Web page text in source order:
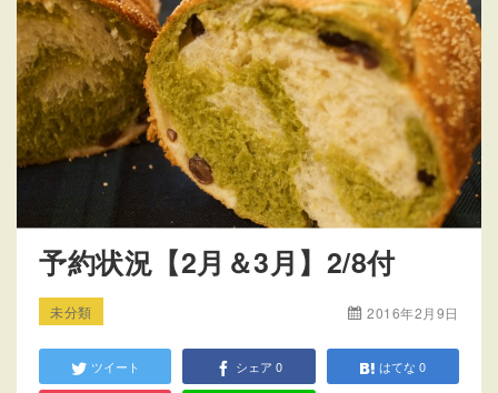
予約状況【2月＆3月】2/8付
未分類 2016年2月9日
ツイート シェア 0 はてな 0